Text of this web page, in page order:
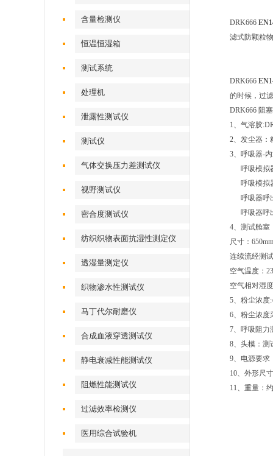
含量检测仪
恒温恒湿箱
测试系统
处理机
泄露性测试仪
测试仪
气体交换压力差测试仪
视野测试仪
密合度测试仪
纺织织物表面抗湿性测定仪
透湿量测定仪
织物渗水性测试仪
马丁代尔耐磨仪
合成血液穿透测试仪
静电衰减性能测试仪
阻燃性能测试仪
过滤效率检测仪
医用综合试验机
DRK666
滤式防颗粒
DRK666
的时候，过
DRK666 阻
1、气溶胶
2、发尘器：
3、呼吸器-
呼吸模拟
呼吸模拟
呼吸器呼
呼吸器呼
4、测试舱室
尺寸：
连续流经测
空气温度：
空气相对湿
5、粉尘浓度
6、粉尘浓度
7、呼吸阻力
8、头模：测
9、电源要求
10、外形尺
11、重量：